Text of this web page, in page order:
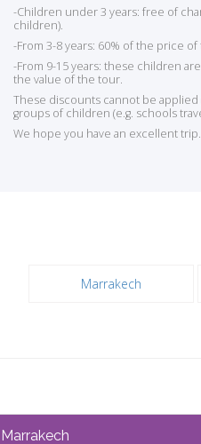
-Children under 3 years: free of
children).
-From 3-8 years: 60% of the price
-From 9-15 years: these children
the value of the tour.
These discounts cannot be applied
groups of children (e.g. schools
We hope you have an excellent trip.
Marrakech
Marrakech